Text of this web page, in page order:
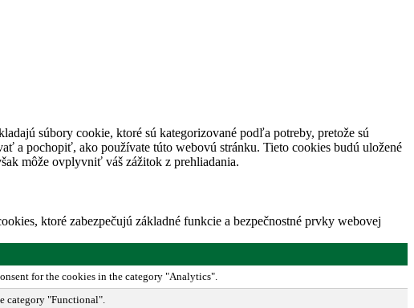
súbory cookie, ktoré sú kategorizované podľa potreby, pretože sú
a pochopiť, ako používate túto webovú stránku. Tieto cookies budú uložené
môže ovplyvniť váš zážitok z prehliadania.
ktoré zabezpečujú základné funkcie a bezpečnostné prvky webovej
for the cookies in the category "Analytics".
category "Functional".